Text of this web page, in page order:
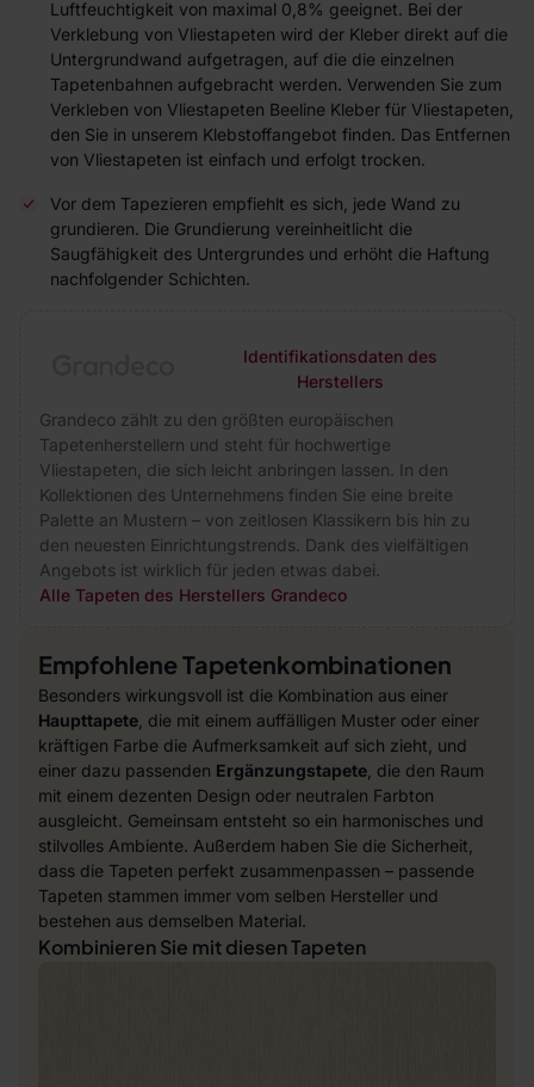
Luftfeuchtigkeit von maximal 0,8% geeignet. Bei der
Verklebung von Vliestapeten wird der Kleber direkt auf die
Untergrundwand aufgetragen, auf die die einzelnen
Tapetenbahnen aufgebracht werden. Verwenden Sie zum
Verkleben von Vliestapeten Beeline Kleber für Vliestapeten,
den Sie in unserem Klebstoffangebot finden. Das Entfernen
von Vliestapeten ist einfach und erfolgt trocken.
Vor dem Tapezieren empfiehlt es sich, jede Wand zu
grundieren. Die Grundierung vereinheitlicht die
Saugfähigkeit des Untergrundes und erhöht die Haftung
nachfolgender Schichten.
Identifikationsdaten des
Herstellers
Grandeco zählt zu den größten europäischen
Tapetenherstellern und steht für hochwertige
Vliestapeten, die sich leicht anbringen lassen. In den
Kollektionen des Unternehmens finden Sie eine breite
Palette an Mustern – von zeitlosen Klassikern bis hin zu
den neuesten Einrichtungstrends. Dank des vielfältigen
Angebots ist wirklich für jeden etwas dabei.
Alle Tapeten des Herstellers Grandeco
Empfohlene Tapetenkombinationen
Besonders wirkungsvoll ist die Kombination aus einer
Haupttapete , die mit einem auffälligen Muster oder einer
kräftigen Farbe die Aufmerksamkeit auf sich zieht, und
einer dazu passenden Ergänzungstapete , die den Raum
mit einem dezenten Design oder neutralen Farbton
ausgleicht. Gemeinsam entsteht so ein harmonisches und
stilvolles Ambiente. Außerdem haben Sie die Sicherheit,
dass die Tapeten perfekt zusammenpassen – passende
Tapeten stammen immer vom selben Hersteller und
bestehen aus demselben Material.
Kombinieren Sie mit diesen Tapeten